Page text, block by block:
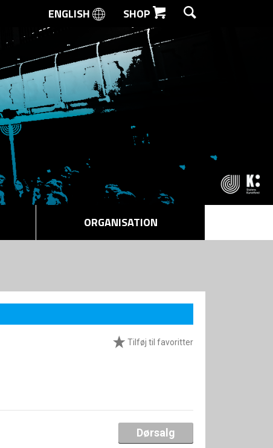
SØG
ENGLISH SHOP
ORGANISATION
Tilføj til favoritter
Dørsalg